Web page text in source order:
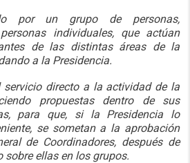
por un grupo de personas,
individuales, que actúan
de las distintas áreas de la
a la Presidencia.
servicio directo a la actividad de la
propuestas dentro de sus
para que, si la Presidencia lo
se sometan a la aprobación
de Coordinadores, después de
sobre ellas en los grupos.